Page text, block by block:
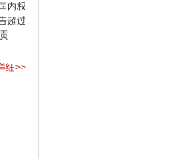
内权
超过
细>>